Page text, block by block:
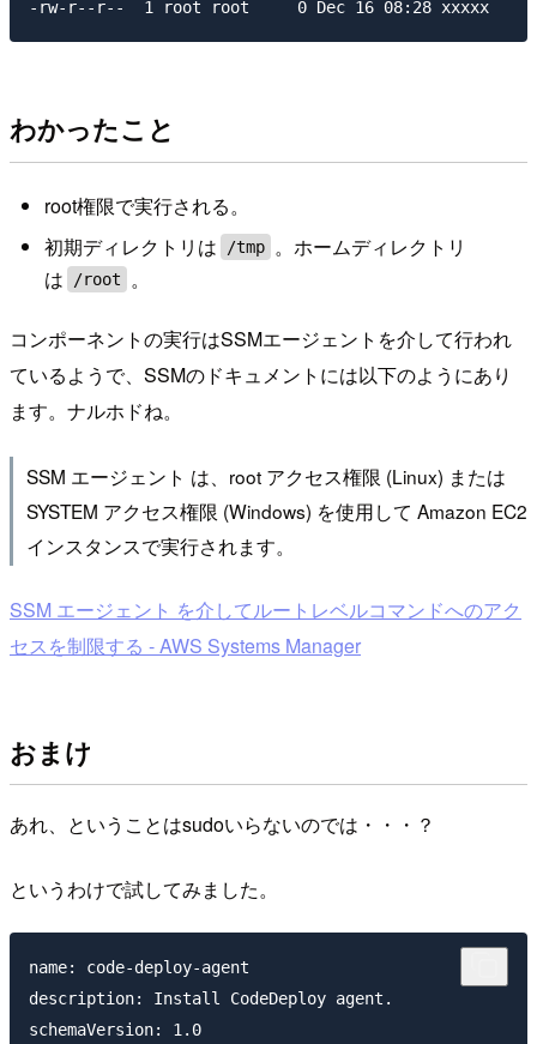
わかったこと
root権限で実行される。
初期ディレクトリは
/tmp 。ホームディレクトリ
は
/root 。
コンポーネントの実行はSSMエージェントを介して行われ
ているようで、SSMのドキュメントには以下のようにあり
ます。ナルホドね。
SSM エージェント は、root アクセス権限 (Linux) または
SYSTEM アクセス権限 (Windows) を使用して Amazon EC2
インスタンスで実行されます。
SSM エージェント を介してルートレベルコマンドへのアク
セスを制限する - AWS Systems Manager
おまけ
あれ、ということはsudoいらないのでは・・・？
というわけで試してみました。
name: code-deploy-agent
description: Install CodeDeploy agent.
schemaVersion: 1.0